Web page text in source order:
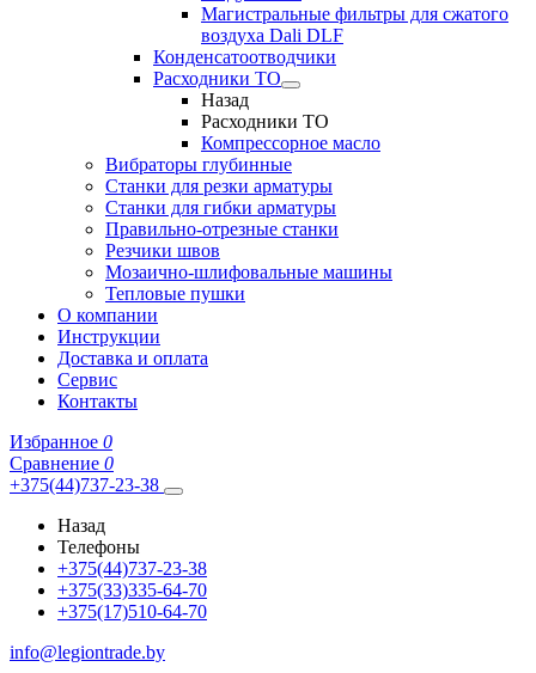
Магистральные фильтры для сжатого
воздуха Dali DLF
Конденсатоотводчики
Расходники ТО
Назад
Расходники ТО
Компрессорное масло
Вибраторы глубинные
Станки для резки арматуры
Станки для гибки арматуры
Правильно-отрезные станки
Резчики швов
Мозаично-шлифовальные машины
Тепловые пушки
О компании
Инструкции
Доставка и оплата
Сервис
Контакты
Избранное 0
Сравнение 0
+375(44)737-23-38
Назад
Телефоны
+375(44)737-23-38
+375(33)335-64-70
+375(17)510-64-70
info@legiontrade.by